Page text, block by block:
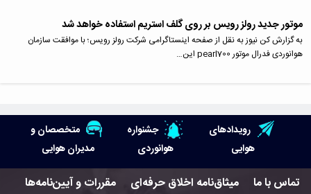
موتور جدید رولز رویس بر روی گلف استریم استفاده خواهد شد
به گزارش کن نیوز به نقل از صفحه اینستاگرامی شرکت رولز رویس؛ با موافقت سازمان
هوانوردی فدرال موتور pearl700 این…
رویدادهای
هوایی
جشنواره
هوانوردی
متخصصان و
مدیران هوایی
تماس با ما میثاق‌نامه اخلاق حرفه‌ای مقررات و آیین‌نامه‌ها